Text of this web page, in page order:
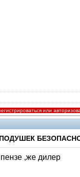
или
,же дилер